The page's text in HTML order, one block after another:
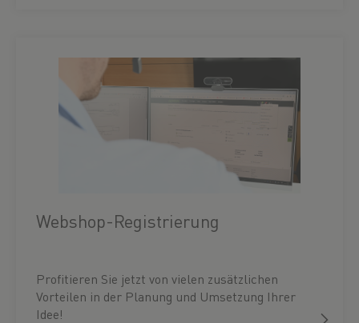
Webshop-Registrierung
Profitieren Sie jetzt von vielen zusätzlichen
Vorteilen in der Planung und Umsetzung Ihrer
Idee!